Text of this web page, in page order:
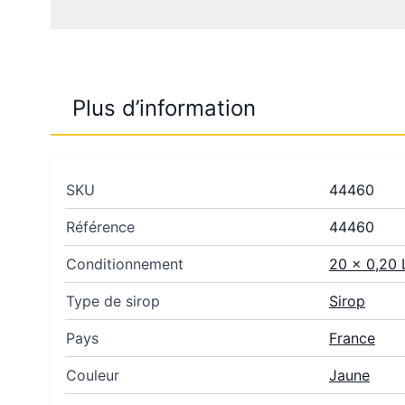
Plus d’information
SKU 44460
Référence 44460
Conditionnement 20 x 0,20
Type de sirop Sirop
Pays France
Couleur Jaune